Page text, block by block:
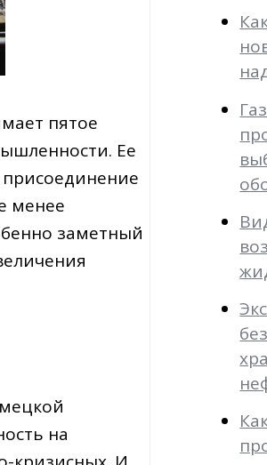
пятое
Ее
менее
заметный
на